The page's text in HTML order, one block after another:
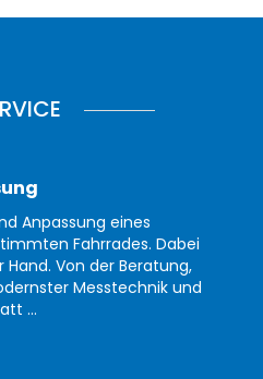
Anpassung eines
Fahrrades. Dabei
Von der Beratung,
Messtechnik und
...